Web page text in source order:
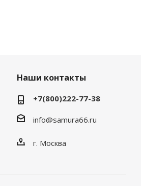
Наши контакты
+7(800)222-77-38
info@samura66.ru
г. Москва